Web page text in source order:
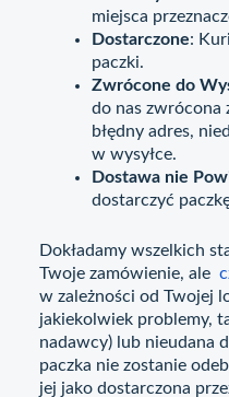
miejsca
Dostarczone:
paczki.
Zwrócone do
do nas zwrócona
błędny adres,
w wysyłce.
Dostawa nie
dostarczyć
Dokładamy wszelkich
Twoje zamówienie, ale
w zależności od Twojej
jakiekolwiek problemy,
nadawcy) lub nieudana
paczka nie zostanie
jej jako dostarczona